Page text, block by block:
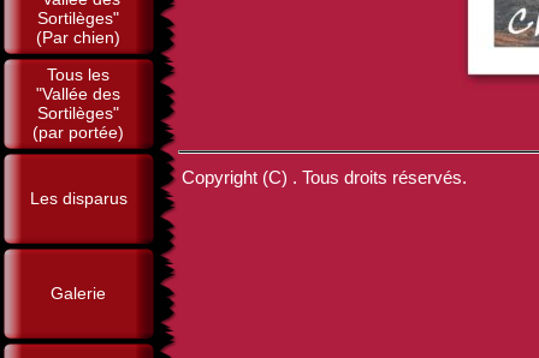
Sortilèges"
(Par chien)
Tous les
"Vallée des
Sortilèges"
(par portée)
Les disparus
Galerie
Copyright (C) . Tous droits réservés.